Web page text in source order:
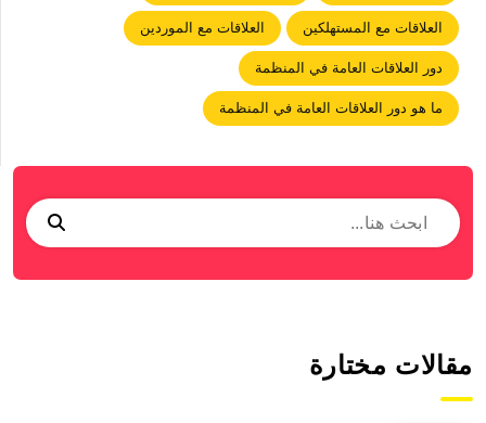
العلاقات مع المستهلكين العلاقات مع الموردين
دور العلاقات العامة في المنظمة
ما هو دور العلاقات العامة في المنظمة
مقالات مختارة